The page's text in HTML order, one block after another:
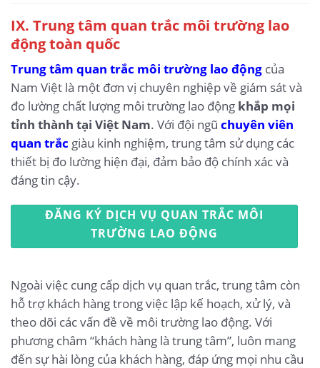
IX. Trung tâm quan trắc môi trường lao
động toàn quốc
Trung tâm quan trắc môi trường lao động của
Nam Việt là một đơn vị chuyên nghiệp về giám sát và
đo lường chất lượng môi trường lao động khắp mọi
tỉnh thành tại Việt Nam. Với đội ngũ chuyên viên
quan trắc giàu kinh nghiệm, trung tâm sử dụng các
thiết bị đo lường hiện đại, đảm bảo độ chính xác và
đáng tin cậy.
ĐĂNG KÝ DỊCH VỤ QUAN TRẮC MÔI
TRƯỜNG LAO ĐỘNG
Ngoài việc cung cấp dịch vụ quan trắc, trung tâm còn
hỗ trợ khách hàng trong việc lập kế hoạch, xử lý, và
theo dõi các vấn đề về môi trường lao động. Với
phương châm “khách hàng là trung tâm”, luôn mang
đến sự hài lòng của khách hàng, đáp ứng mọi nhu cầu